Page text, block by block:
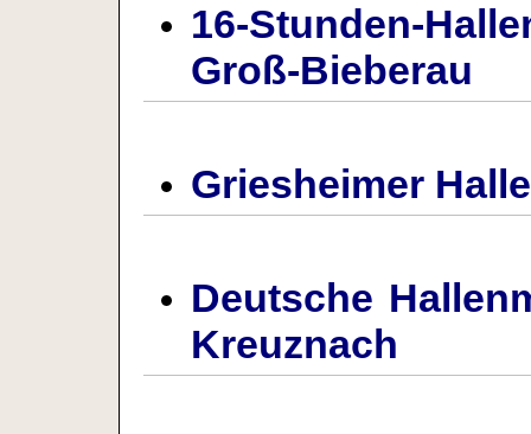
16-Stunden-
Groß-Bieberau
Griesheimer
Deutsche
Kreuznach